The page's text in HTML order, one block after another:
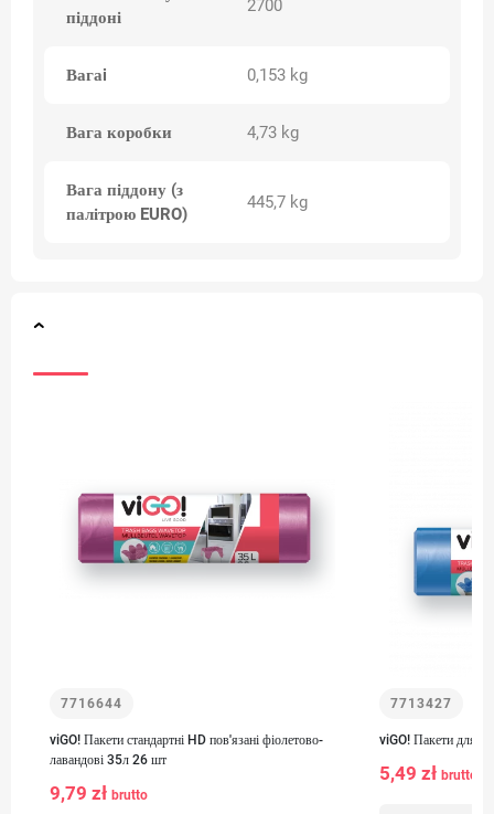
піддоні
2700
Вагаi 0,153 kg
Вага коробки 4,73 kg
Вага піддону (з
палітрою EURO)
445,7 kg
7716644
viGO! Пакети стандартні HD пов'язані фіолетово-
лавандові 35л 26 шт
9,79 zł brutto
7713427
viGO! Пакети для
5,49 zł brutto